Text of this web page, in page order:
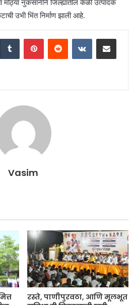
नुकसानीने जिल्ह्यातील केळी उत्पादक
उभी भिंत निर्माण झाली आहे.
Tumblr PinterestReddit VKontakteShare via Email
Vasim
रस्ते, पाणीपुरवठा, आणि मूलभूत